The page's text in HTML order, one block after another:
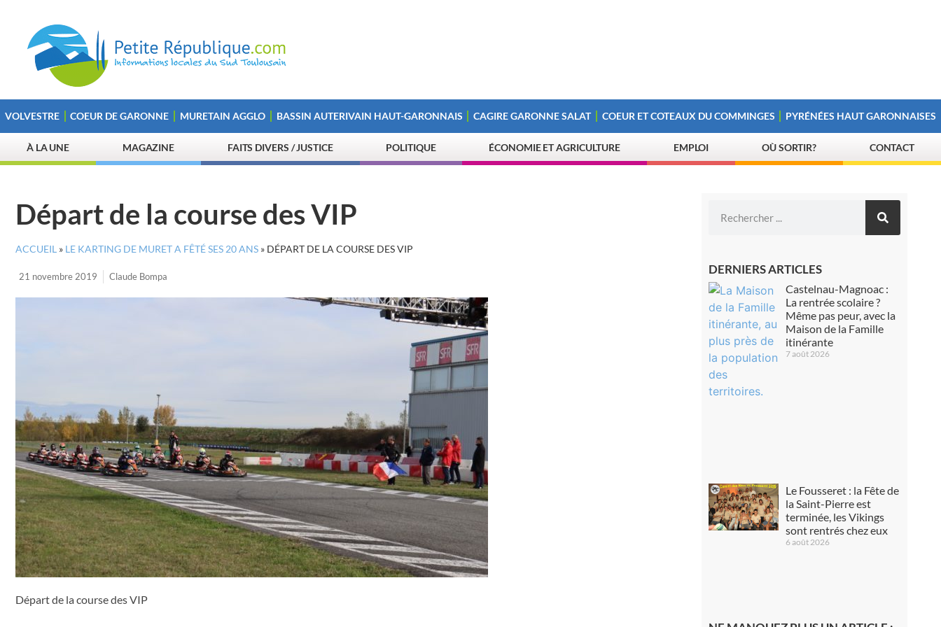
VOLVESTRE COEUR DE GARONNE MURETAIN AGGLO BASSIN AUTERIVAIN HAUT-GARONNAIS CAGIRE GARONNE SALAT COEUR ET COTEAUX DU COMMINGES PYRÉNÉES HAUT GARONNAISES
À LA UNE MAGAZINE FAITS DIVERS / JUSTICE POLITIQUE ÉCONOMIE ET AGRICULTURE EMPLOI OÙ SORTIR? CONTACT
Départ de la course des VIP
ACCUEIL » LE KARTING DE MURET A FÊTÉ SES 20 ANS » DÉPART DE LA COURSE DES VIP
21 novembre 2019 Claude Bompa
Départ de la course des VIP
DERNIERS ARTICLES
Castelnau-Magnoac :
La rentrée scolaire ?
Même pas peur, avec la
Maison de la Famille
itinérante
7 août 2026
Le Fousseret : la Fête de
la Saint-Pierre est
terminée, les Vikings
sont rentrés chez eux
6 août 2026